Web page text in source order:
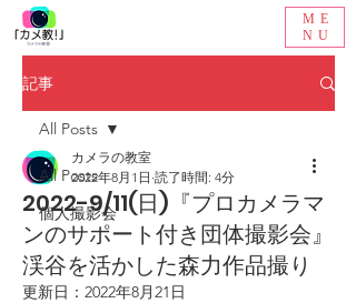
ME
NU
記事
All Posts
個人撮影会
All Posts
2022-9/11(日)『プロカメラマ
ンのサポート付き団体撮影会』
渓谷を活かした森力作品撮り
カメラの教室
2022年8月1日 読了時間: 4分
更新日： 2022年8月21日